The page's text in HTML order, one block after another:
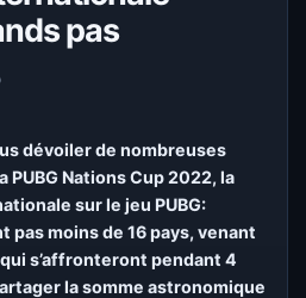
pas
dévoiler de nombreuses
Nations Cup 2022, la
sur le jeu PUBG:
pas moins de 16 pays, venant
s’affronteront pendant 4
la somme astronomique